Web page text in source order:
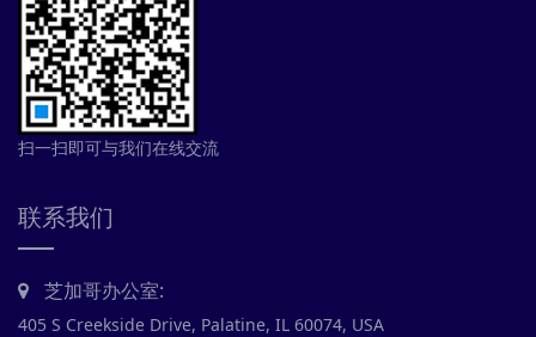
扫一扫即可与我们在线交流
联系我们
芝加哥办公室:
405 S Creekside Drive, Palatine, IL 60074, USA